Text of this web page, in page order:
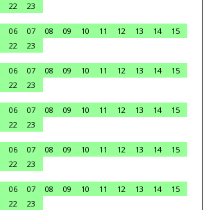
22
23
06 07 08 09 10 11 12 13 14
15
22
23
06 07 08 09 10 11 12 13 14
15
22
23
06 07 08 09 10 11 12 13 14
15
22
23
06 07 08 09 10 11 12 13 14
15
22
23
06 07 08 09 10 11 12 13 14
15
22
23